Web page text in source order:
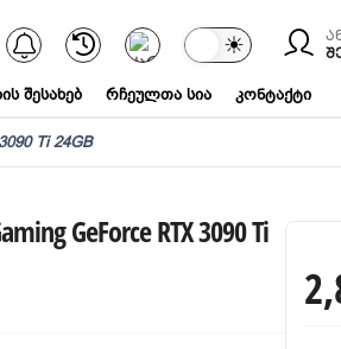
☀
შეტყობინებები
შესახებ რჩეულთა სია კონტაქტი
Ti 24GB
GeForce RTX 3090 Ti